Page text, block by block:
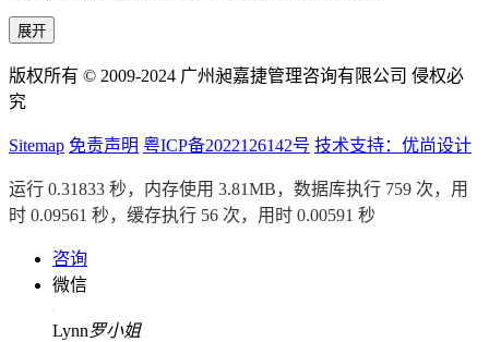
展开
版权所有 © 2009-2024 广州昶嘉捷管理咨询有限公司 侵权必
究
Sitemap 免责声明 粤ICP备2022126142号 技术支持：优尚设计
运行 0.31833 秒，内存使用 3.81MB，数据库执行 759 次，用
时 0.09561 秒，缓存执行 56 次，用时 0.00591 秒
咨询
微信
Lynn罗小姐